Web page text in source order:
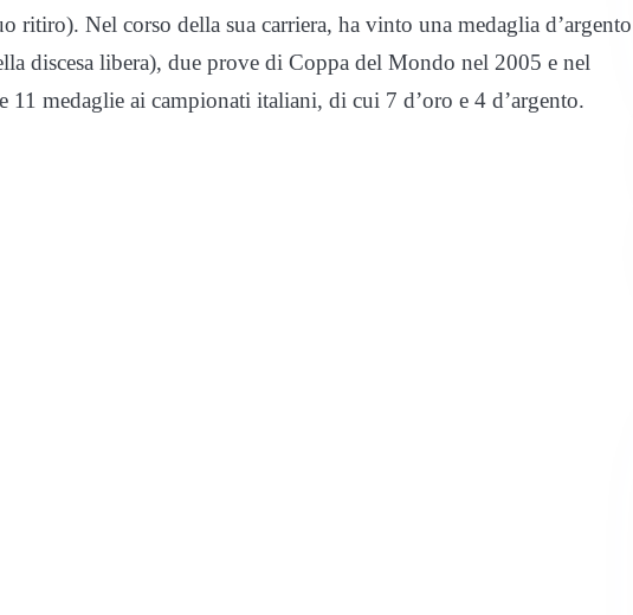
ritiro). Nel corso della sua carriera, ha vinto una medaglia d’argento
discesa libera), due prove di Coppa del Mondo nel 2005 e nel
11 medaglie ai campionati italiani, di cui 7 d’oro e 4 d’argento.